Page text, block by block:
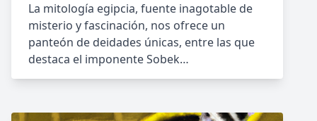
La mitología egipcia, fuente inagotable de
misterio y fascinación, nos ofrece un
panteón de deidades únicas, entre las que
destaca el imponente Sobek…